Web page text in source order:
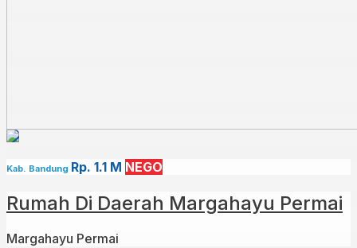
Kab. Bandung Rp. 1.1 M NEGO
Rumah Di Daerah Margahayu Permai
Margahayu Permai